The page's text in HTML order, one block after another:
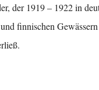
der 1919 – 1922 in
finnischen